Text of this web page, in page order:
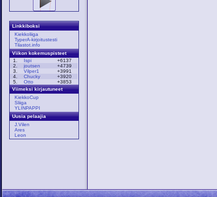
Linkkiboksi
Kiekkoliiga
TyperA-kirjoitustesti
Tilastot.info
Viikon kokemuspisteet
1.
Ispi
+6137
2.
joutsen
+4739
3.
Vilper1
+3991
4.
Chucky
+3920
5.
Otto
+3853
Viimeksi kirjautuneet
KiekkoCup
Sliiga
YLINPAPPI
Uusia pelaajia
J.Vilen
Ares
Leon